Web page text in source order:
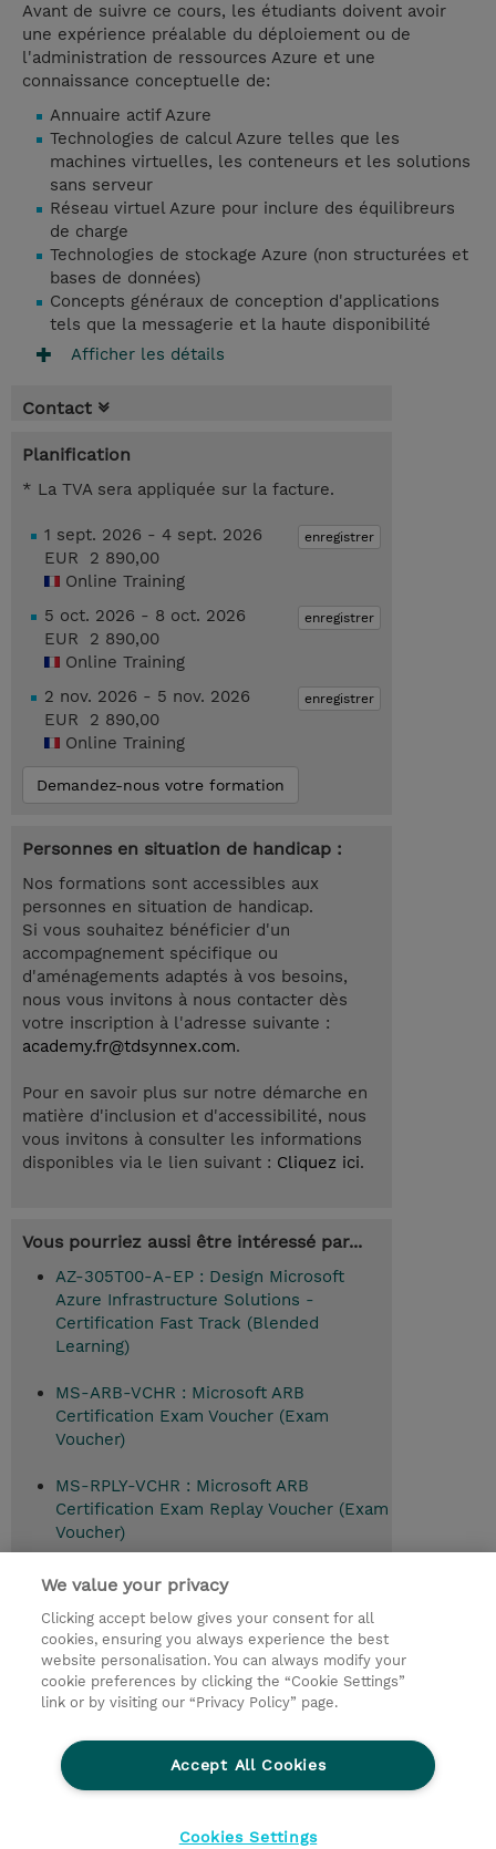
Avant de suivre ce cours, les étudiants doivent avoir
une expérience préalable du déploiement ou de
l'administration de ressources Azure et une
connaissance conceptuelle de:
Annuaire actif Azure
Technologies de calcul Azure telles que les
machines virtuelles, les conteneurs et les solutions
sans serveur
Réseau virtuel Azure pour inclure des équilibreurs
de charge
Technologies de stockage Azure (non structurées et
bases de données)
Concepts généraux de conception d'applications
tels que la messagerie et la haute disponibilité
Afficher les détails
Contact
Planification
* La TVA sera appliquée sur la facture.
enregistrer
1 sept. 2026 - 4 sept. 2026
EUR 2 890,00
Online Training
enregistrer
5 oct. 2026 - 8 oct. 2026
EUR 2 890,00
Online Training
enregistrer
2 nov. 2026 - 5 nov. 2026
EUR 2 890,00
Online Training
Demandez-nous votre formation
Personnes en situation de handicap :
Nos formations sont accessibles aux
personnes en situation de handicap.
Si vous souhaitez bénéficier d'un
accompagnement spécifique ou
d'aménagements adaptés à vos besoins,
nous vous invitons à nous contacter dès
votre inscription à l'adresse suivante :
academy.fr@tdsynnex.com.
Pour en savoir plus sur notre démarche en
matière d'inclusion et d'accessibilité, nous
vous invitons à consulter les informations
disponibles via le lien suivant : Cliquez ici.
Vous pourriez aussi être intéressé par...
AZ-305T00-A-EP : Design Microsoft
Azure Infrastructure Solutions -
Certification Fast Track (Blended
Learning)
MS-ARB-VCHR : Microsoft ARB
Certification Exam Voucher (Exam
Voucher)
MS-RPLY-VCHR : Microsoft ARB
Certification Exam Replay Voucher (Exam
Voucher)
© 2026 TD SYNNEX
Relations Investisseurs
Ethics and Compliance
Ethics Line
Politique Environnementale - RSE
Informations sur le transfert des données
We value your privacy
Clicking accept below gives your consent for all
cookies, ensuring you always experience the best
website personalisation. You can always modify your
cookie preferences by clicking the “Cookie Settings”
link or by visiting our “Privacy Policy” page.
Accept All Cookies
Cookies Settings